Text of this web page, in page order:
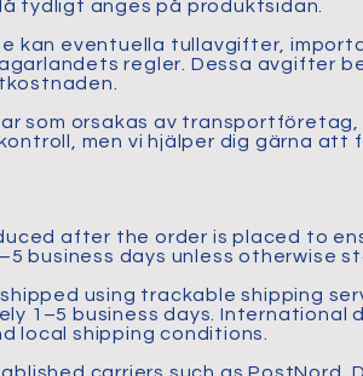
tydligt anges på produktsidan.
kan eventuella tullavgifter,
regler. Dessa avgifter
som orsakas av
men vi hjälper dig gärna att
after the order is placed to
business days unless otherwise
using trackable shipping
1–5 business days. International
local shipping conditions.